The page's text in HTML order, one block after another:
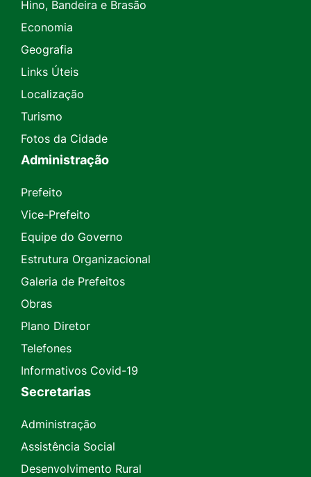
Hino, Bandeira e Brasão
Economia
Geografia
Links Úteis
Localização
Turismo
Fotos da Cidade
Administração
Prefeito
Vice-Prefeito
Equipe do Governo
Estrutura Organizacional
Galeria de Prefeitos
Obras
Plano Diretor
Telefones
Informativos Covid-19
Secretarias
Administração
Assistência Social
Desenvolvimento Rural